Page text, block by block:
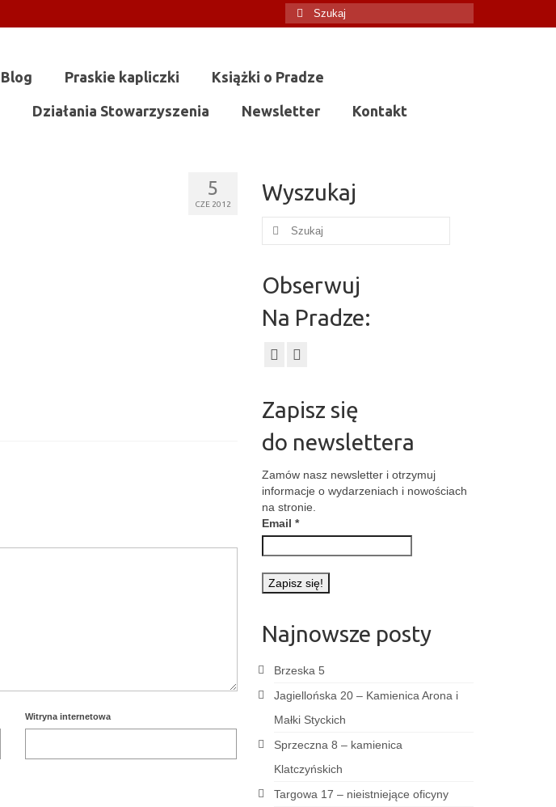
Szuklaj
w:
Blog Praskie kapliczki Książki o Pradze
Działania Stowarzyszenia Newsletter Kontakt
5
CZE 2012
Witryna internetowa
Wyszukaj
Szuklaj
Obserwuj
Na Pradze:
Zapisz się
do newslettera
Zamów nasz newsletter i otrzymuj
informacje o wydarzeniach i nowościach
na stronie.
Email *
Najnowsze posty
Brzeska 5
Jagiellońska 20 – Kamienica Arona i
Małki Styckich
Sprzeczna 8 – kamienica
Klatczyńskich
Targowa 17 – nieistniejące oficyny